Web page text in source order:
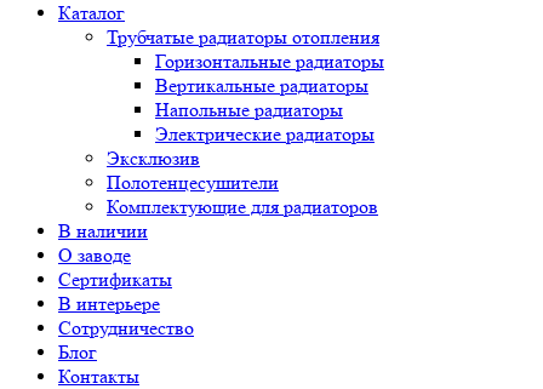
Каталог
Трубчатые радиаторы отопления
Горизонтальные радиаторы
Вертикальные радиаторы
Напольные радиаторы
Электрические радиаторы
Эксклюзив
Полотенцесушители
Комплектующие для радиаторов
В наличии
О заводе
Сертификаты
В интерьере
Сотрудничество
Блог
Контакты